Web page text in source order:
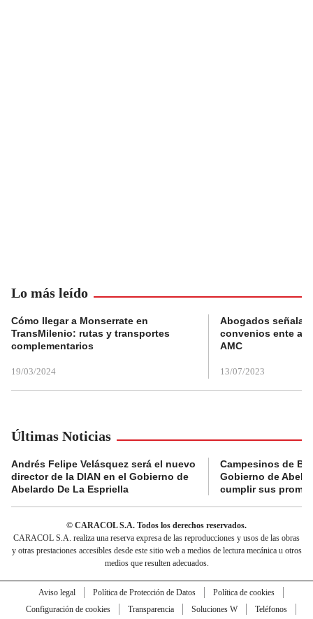
Lo más leído
Cómo llegar a Monserrate en
TransMilenio: rutas y transportes
complementarios
19/03/2024
Abogados
convenios ente
AMC
13/07/2023
Últimas Noticias
Andrés Felipe Velásquez será el nuevo
director de la DIAN en el Gobierno de
Abelardo De La Espriella
Campesinos de
Gobierno de
cumplir sus
© CARACOL S.A. Todos los derechos reservados.
CARACOL S.A. realiza una reserva expresa de las reproducciones y usos de las obras
y otras prestaciones accesibles desde este sitio web a medios de lectura mecánica u otros
medios que resulten adecuados.
Aviso legal Política de Protección de Datos
Política de cookies
Configuración de cookies
Transparencia Soluciones W
Teléfonos